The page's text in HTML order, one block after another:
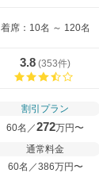
着席：10名 ～ 120名
3.8 (353件)
割引プラン
60名／272万円〜
通常料金
60名／386万円〜